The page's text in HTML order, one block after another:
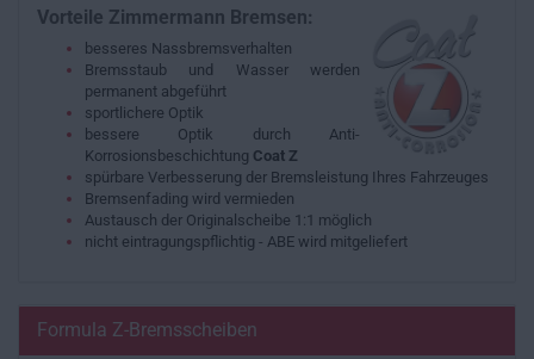
Vorteile Zimmermann Bremsen:
besseres Nassbremsverhalten
Bremsstaub und Wasser werden
permanent abgeführt
sportlichere Optik
bessere Optik durch Anti-
Korrosionsbeschichtung Coat Z
spürbare Verbesserung der Bremsleistung Ihres Fahrzeuges
Bremsenfading wird vermieden
Austausch der Originalscheibe 1:1 möglich
nicht eintragungspflichtig - ABE wird mitgeliefert
Formula Z-Bremsscheiben